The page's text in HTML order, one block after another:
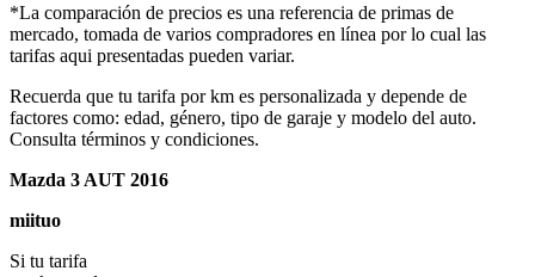
*La comparación de precios es una referencia de primas de
mercado, tomada de varios compradores en línea por lo cual las
tarifas aqui presentadas pueden variar.
Recuerda que tu tarifa por km es personalizada y depende de
factores como: edad, género, tipo de garaje y modelo del auto.
Consulta términos y condiciones.
Mazda 3 AUT 2016
miituo
Si tu tarifa